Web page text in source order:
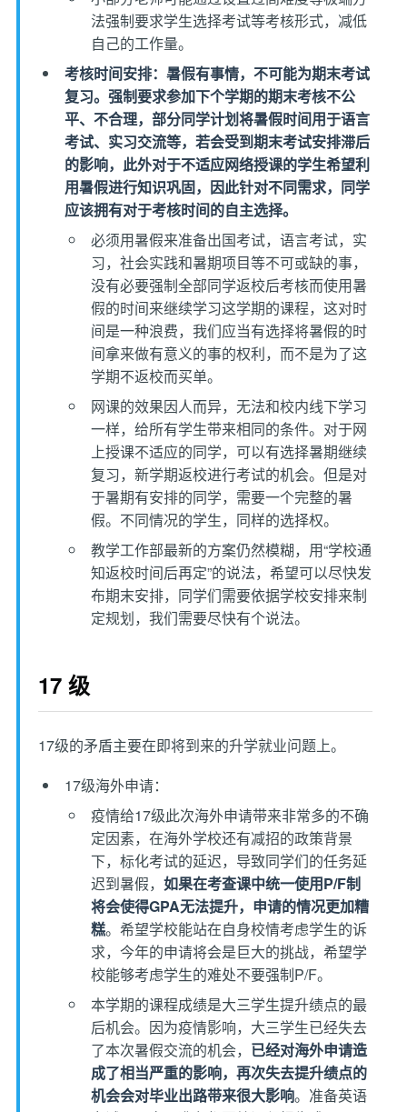
法强制要求学生选择考试等考核形式，减低
自己的工作量。
考核时间安排：暑假有事情，不可能为期末考试
复习。强制要求参加下个学期的期末考核不公
平、不合理，部分同学计划将暑假时间用于语言
考试、实习交流等，若会受到期末考试安排滞后
的影响，此外对于不适应网络授课的学生希望利
用暑假进行知识巩固，因此针对不同需求，同学
应该拥有对于考核时间的自主选择。
必须用暑假来准备出国考试，语言考试，实
习，社会实践和暑期项目等不可或缺的事，
没有必要强制全部同学返校后考核而使用暑
假的时间来继续学习这学期的课程，这对时
间是一种浪费，我们应当有选择将暑假的时
间拿来做有意义的事的权利，而不是为了这
学期不返校而买单。
网课的效果因人而异，无法和校内线下学习
一样，给所有学生带来相同的条件。对于网
上授课不适应的同学，可以有选择暑期继续
复习，新学期返校进行考试的机会。但是对
于暑期有安排的同学，需要一个完整的暑
假。不同情况的学生，同样的选择权。
教学工作部最新的方案仍然模糊，用“学校通
知返校时间后再定”的说法，希望可以尽快发
布期末安排，同学们需要依据学校安排来制
定规划，我们需要尽快有个说法。
17 级
17级的矛盾主要在即将到来的升学就业问题上。
17级海外申请：
疫情给17级此次海外申请带来非常多的不确
定因素，在海外学校还有减招的政策背景
下，标化考试的延迟，导致同学们的任务延
迟到暑假， 如果在考查课中统一使用P/F制
将会使得GPA无法提升，申请的情况更加糟
糕。希望学校能站在自身校情考虑学生的诉
求，今年的申请将会是巨大的挑战，希望学
校能够考虑学生的难处不要强制P/F。
本学期的课程成绩是大三学生提升绩点的最
后机会。因为疫情影响，大三学生已经失去
了本次暑假交流的机会， 已经对海外申请造
成了相当严重的影响，再次失去提升绩点的
机会会对毕业出路带来很大影响。准备英语